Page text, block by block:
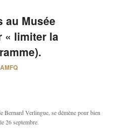
au Musée
« limiter la
AMFQ
Bernard Verlingue, se démène pour bien
26 septembre.